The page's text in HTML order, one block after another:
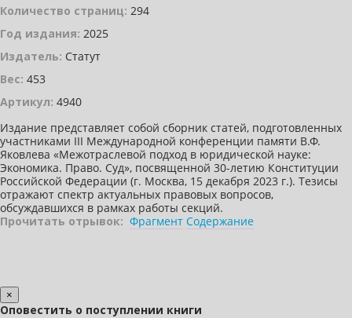
Количество страниц: 294
Год издания: 2025
Издатель: Статут
Вес: 453
Артикул: 4940
Издание представляет собой сборник статей, подготовленных
участниками III Международной конференции памяти В.Ф.
Яковлева «Межотраслевой подход в юридической науке:
Экономика. Право. Суд», посвященной 30-летию Конституции
Российской Федерации (г. Москва, 15 декабря 2023 г.). Тезисы
отражают спектр актуальных правовых вопросов,
обсуждавшихся в рамках работы секций.
Прочитать отрывок: Фрагмент Содержание
×
Оповестить о поступлении книги